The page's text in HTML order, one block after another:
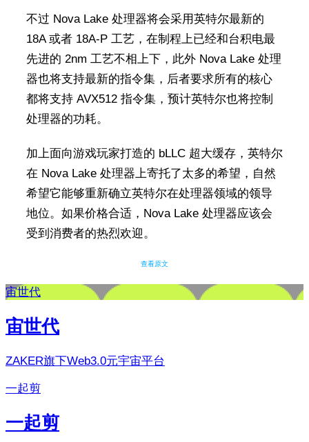
不过 Nova Lake 处理器将会采用英特尔最新的
18A 或者 18A-P 工艺，在制程上已经和台积电最
先进的 2nm 工艺不相上下，此外 Nova Lake 处理
器也将支持最新的指令集，后者要求所有的核心
都将支持 AVX512 指令集，预计英特尔也将控制
处理器的功耗。
加上面向游戏玩家打造的 bLLC 超大缓存，英特尔
在 Nova Lake 处理器上寄托了太多的希望，自然
希望它能够重新确立英特尔在处理器领域的领导
地位。如果价格合适，Nova Lake 处理器应该会
受到消费者的热烈欢迎。
查看原文
宙世代
宙世代
ZAKER旗下Web3.0元宇宙平台
一起剪
一起剪